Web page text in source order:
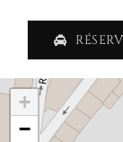
+
−